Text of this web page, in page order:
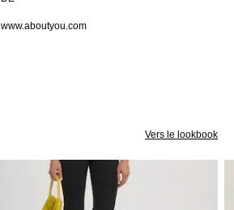
www.aboutyou.com
Vers le lookbook